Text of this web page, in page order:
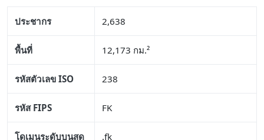
ประชากร 2,638
พื้นที่ 12,173 กม.²
รหัสตัวเลข ISO 238
รหัส FIPS FK
โดเมนระดับบนสุด .fk